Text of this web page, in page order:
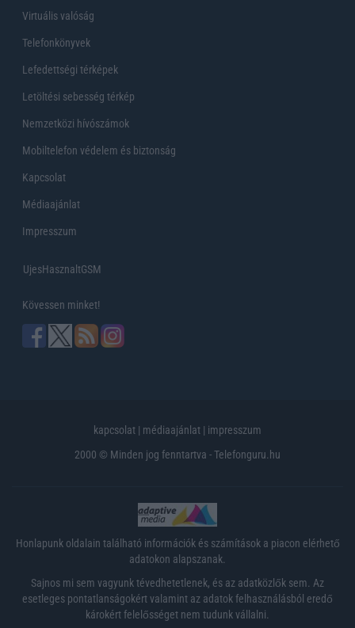
Virtuális valóság
Telefonkönyvek
Lefedettségi térképek
Letöltési sebesség térkép
Nemzetközi hívószámok
Mobiltelefon védelem és biztonság
Kapcsolat
Médiaajánlat
Impresszum
UjesHasznaltGSM
Kövessen minket!
kapcsolat | médiaajánlat | impresszum
2000 © Minden jog fenntartva - Telefonguru.hu
Honlapunk oldalain található információk és számítások a piacon elérhető
adatokon alapszanak.
Sajnos mi sem vagyunk tévedhetetlenek, és az adatközlők sem. Az
esetleges pontatlanságokért valamint az adatok felhasználásból eredő
károkért felelősséget nem tudunk vállalni.